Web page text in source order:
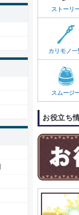
ストーリ
カリモノ一
スムージ
お役立ち